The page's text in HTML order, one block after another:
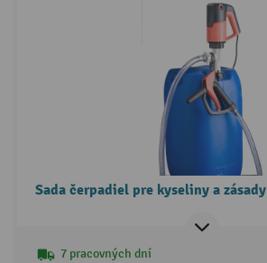
Sada čerpadiel pre kyseliny a zásady
7 pracovných dní